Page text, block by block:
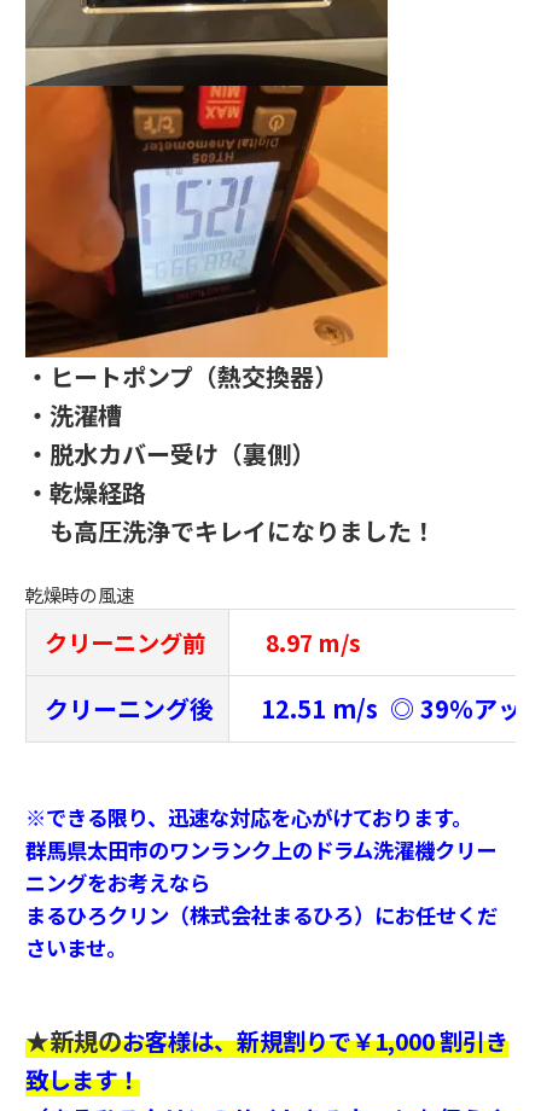
・ヒートポンプ（熱交換器）
・洗濯槽
・脱水カバー受け（裏側）
・乾燥経路
も高圧洗浄でキレイになりました！
乾燥時の風速
クリーニング前 8.97 m/s
クリーニング後 12.51 m/s ◎ 39％アッ
※できる限り、迅速な対応を心がけております。
群馬県太田市のワンランク上のドラム洗濯機クリー
ニングをお考えなら
まるひろクリン（株式会社まるひろ）にお任せくだ
さいませ。
★新規のお客様は、新規割りで￥1,000 割引き
致します！